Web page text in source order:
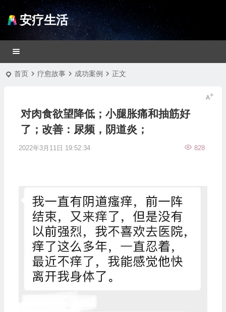
安疗生活
首页 疗愈故事 成功案例 正文
对肉食欲望降低；小腿胀痛和抽筋好
了；改善：尿频，阴道炎；
2022年3月11日 19:52:34 828